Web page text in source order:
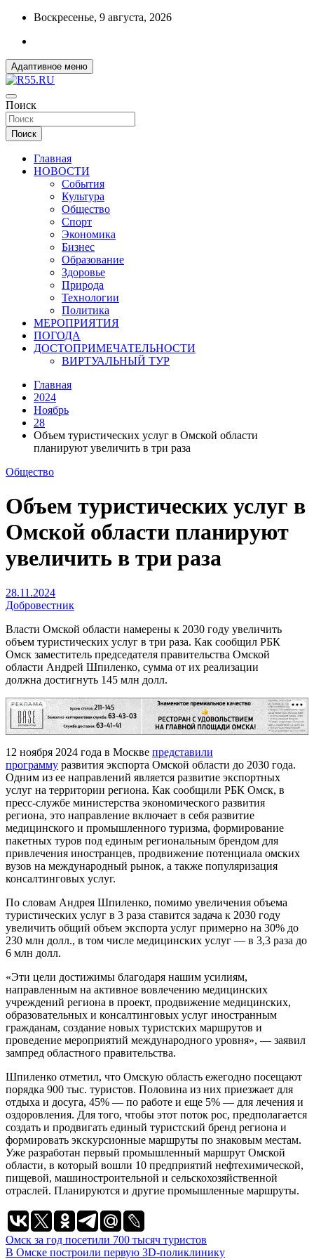
Перейти
содержимому
Воскресенье, 9 августа, 2026
Адаптивное меню
R55.RU
ДОБРЫЕ ВЕСТИ ИЗ ОМСКА
Поиск
Поиск
Главная
НОВОСТИ
События
Культура
Общество
Спорт
Экономика
Бизнес
Образование
Здоровье
Природа
Технологии
Политика
МЕРОПРИЯТИЯ
ПОГОДА
ДОСТОПРИМЕЧАТЕЛЬНОСТИ
ВИРТУАЛЬНЫЙ ТУР
Главная
2024
Ноябрь
28
Объем туристических услуг в Омской области
планируют увеличить в три раза
Общество
Объем туристических услуг в
Омской области планируют
увеличить в три раза
28.11.2024
Добровестник
Власти Омской области намерены к 2030 году увеличить
объем туристических услуг в три раза. Как сообщил РБК
Омск заместитель председателя правительства Омской
области Андрей Шпиленко, сумма от их реализации
должна достигнуть 145 млн долл.
РЕКЛАМА
12 ноября 2024 года в Москве представили
программу развития экспорта Омской области до 2030 года.
Одним из ее направлений является развитие экспортных
услуг на территории региона. Как сообщили РБК Омск, в
пресс-службе министерства экономического развития
региона, это направление включает в себя развитие
медицинского и промышленного туризма, формирование
пакетных туров под единым региональным брендом для
привлечения иностранцев, продвижение потенциала омских
вузов на международный рынок, а также популяризация
консалтинговых услуг.
По словам Андрея Шпиленко, помимо увеличения объема
туристических услуг в 3 раза ставится задача к 2030 году
увеличить общий объем экспорта услуг примерно на 30% до
230 млн долл., в том числе медицинских услуг — в 3,3 раза до
6 млн долл.
«Эти цели достижимы благодаря нашим усилиям,
направленным на активное вовлечению медицинских
учреждений региона в проект, продвижение медицинских,
образовательных и консалтинговых услуг иностранным
гражданам, создание новых туристских маршрутов и
проведение мероприятий международного уровня», — заявил
зампред областного правительства.
Шпиленко отметил, что Омскую область ежегодно посещают
порядка 900 тыс. туристов. Половина из них приезжает для
отдыха и досуга, 45% — по работе и еще 5% — для лечения и
оздоровления. Для того, чтобы этот поток рос, предполагается
создать и продвигать единый туристский бренд региона и
формировать экскурсионные маршруты по знаковым местам.
Уже разработан первый промышленный маршрут Омской
области, в который вошли 10 предприятий нефтехимической,
пищевой, машиностроительной и сельскохозяйственной
отраслей. Планируются и другие промышленные маршруты.
Навигация
Омск за год посетили 700 тысяч туристов
В Омске построили первую 3D-поликлинику